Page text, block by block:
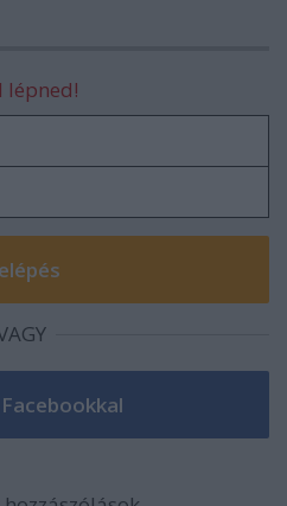
lépned!